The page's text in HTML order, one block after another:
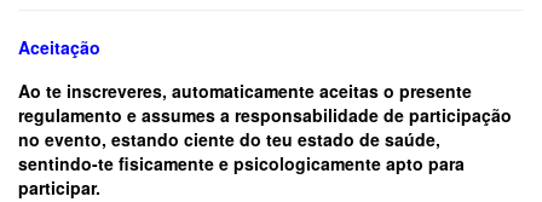
Aceitação
Ao te inscreveres, automaticamente aceitas o presente
regulamento e assumes a responsabilidade de participação
no evento, estando ciente do teu estado de saúde,
sentindo-te fisicamente e psicologicamente apto para
participar.